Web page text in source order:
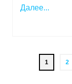
Далее...
1 2